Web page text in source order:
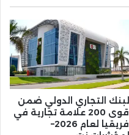
البنك التجاري الدولي ضمن
أقوى 200 علامة تجارية في
أفريقيا لعام 2026–